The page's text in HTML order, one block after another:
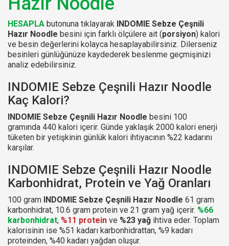
HESAPLA butonuna tıklayarak INDOMIE Sebze Çeşnili
Hazır Noodle besini için farklı ölçülere ait (porsiyon) kalori
ve besin değerlerini kolayca hesaplayabilirsiniz. Dilerseniz
besinleri günlüğünüze kaydederek beslenme geçmişinizi
analiz edebilirsiniz.
INDOMIE Sebze Çeşnili Hazır Noodle
Kaç Kalori?
INDOMIE Sebze Çeşnili Hazır Noodle besini 100
gramında 440 kalori içerir. Günde yaklaşık 2000 kalori enerji
tüketen bir yetişkinin günlük kalori ihtiyacının %22 kadarını
karşılar.
INDOMIE Sebze Çeşnili Hazır Noodle
Karbonhidrat, Protein ve Yağ Oranları
100 gram INDOMIE Sebze Çeşnili Hazır Noodle 61 gram
karbonhidrat, 10.6 gram protein ve 21 gram yağ içerir. %66
karbonhidrat, %11 protein ve %23 yağ ihtiva eder. Toplam
kalorisinin ise %51 kadarı karbonhidrattan, %9 kadarı
proteinden, %40 kadarı yağdan oluşur.